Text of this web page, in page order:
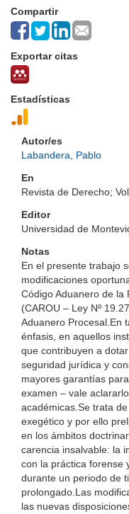
Compartir
Exportar citas
Estadísticas
Autor/es
Labandera, Pablo
En
Revista de Derecho;
Editor
Universidad de
Notas
En el presente trabajo
modificaciones
Código Aduanero de la
(CAROU – Ley Nº
Aduanero Procesal.En
énfasis, en aquellos
que contribuyen a
seguridad jurídica y
mayores garantías
examen – vale
académicas.Se trata
exegético y por ello
en los ámbitos
carencia insalvable: la
con la práctica forense
durante un periodo de
prolongado.Las
las nuevas